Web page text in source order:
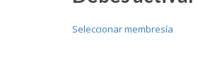
Seleccionar membresía